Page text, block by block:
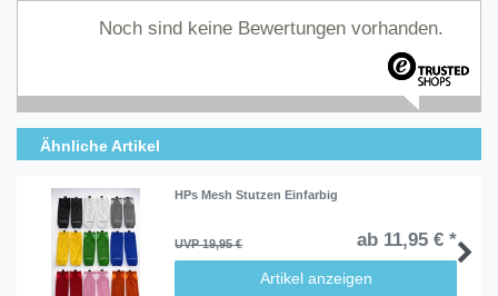
Noch sind keine Bewertungen vorhanden.
Ähnliche Artikel
HPs Mesh Stutzen Einfarbig
UVP 19,95 € ab 11,95 € *
Artikel anzeigen